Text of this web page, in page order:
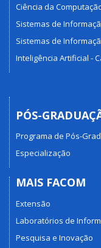
Ciência da
Sistemas de
Sistemas de
Inteligência Artificial -
PÓS-
Programa de Pós-
Especialização
MAIS FACOM
Extensão
Laboratórios de
Pesquisa e Inovação